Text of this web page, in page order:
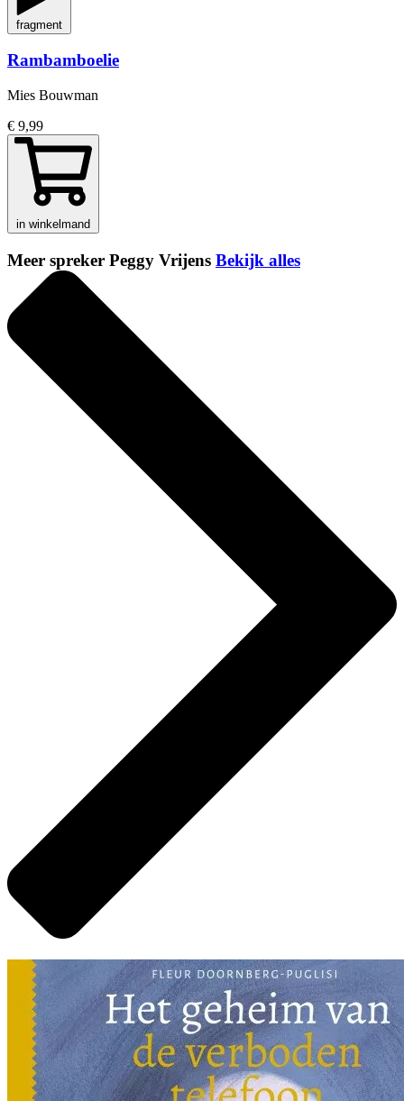
fragment
Rambamboelie
Mies Bouwman
€ 9,99
in winkelmand
Meer spreker Peggy Vrijens Bekijk alles